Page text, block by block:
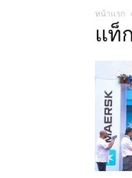
หน้าแรก
แท็